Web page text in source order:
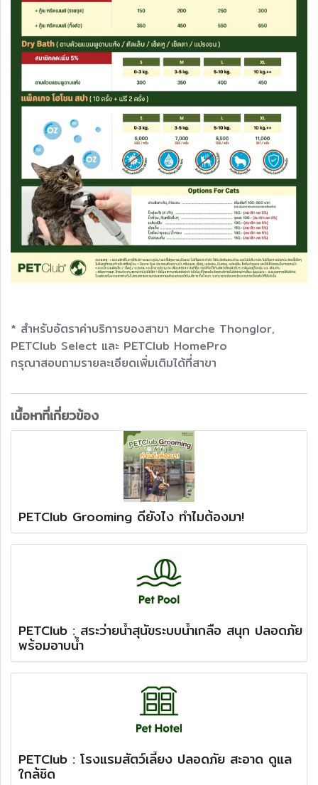
* สำหรับอัตราค่าบริการของสาขา Marche Thonglor,
PETClub Select และ PETClub HomePro
กรุณาสอบถามรายละเอียดเพิ่มเติมได้ที่สาขา
เนื้อหาที่เกี่ยวข้อง
PETClub Grooming ดียังไง ทำไมต้องมา!
PETClub : สระว่ายน้ำสุนัขระบบน้ำเกลือ สนุก ปลอดภัย
พร้อมอาบน้ำ
PETClub : โรงแรมสัตว์เลี้ยง ปลอดภัย สะอาด ดูแล
ใกล้ชิด